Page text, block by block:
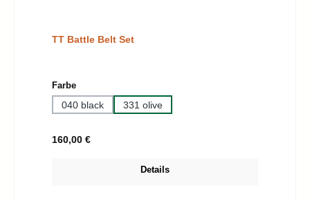
TT Battle Belt Set
Farbeauswählen
040 black 331 olive
Regulärer Preis:
160,00 €
Details